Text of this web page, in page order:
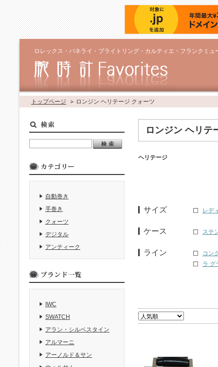
ロレックス・パネライ・ブライトリング・カルティエ・フランクミ
トップページ ロンジン ヘリテージ クォーツ
ロンジン ヘリテ
ヘリテージ
サイズ レデ
ケース ステ
ライン
コン
ラ グ
自動巻き
手巻き
クォーツ
デジタル
アンティーク
IWC
SWATCH
アラン・シルベスタイン
アルマーニ
アーノルド＆サン